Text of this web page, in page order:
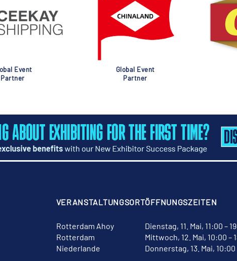
Event
Partner
Global Event
Partner
VERANSTALTUNGSORT
Rotterdam Ahoy
Rotterdam
Niederlande
ÖFFNUNGSZEITEN
Dienstag, 11. Mai, 11:00 –
Mittwoch, 12. Mai, 10:00 –
Donnerstag, 13. Mai, 10:00